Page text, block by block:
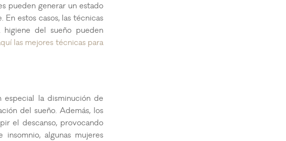
pueden generar un estado
estos casos, las técnicas
del sueño pueden
las mejores técnicas para
especial la disminución de
del sueño. Además, los
el descanso, provocando
algunas mujeres